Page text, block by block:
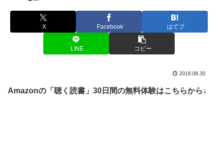
X Facebook はてブ
LINE コピー
2018.08.30
Amazonの「聴く読書」30日間の無料体験はこちらから↓